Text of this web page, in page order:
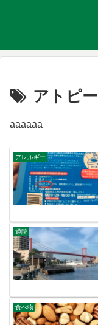
アトピー
aaaaaa
アレルギー
通院
食べ物